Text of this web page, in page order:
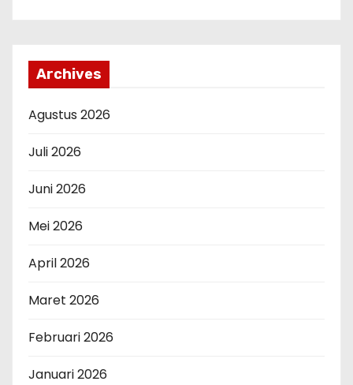
Archives
Agustus 2026
Juli 2026
Juni 2026
Mei 2026
April 2026
Maret 2026
Februari 2026
Januari 2026